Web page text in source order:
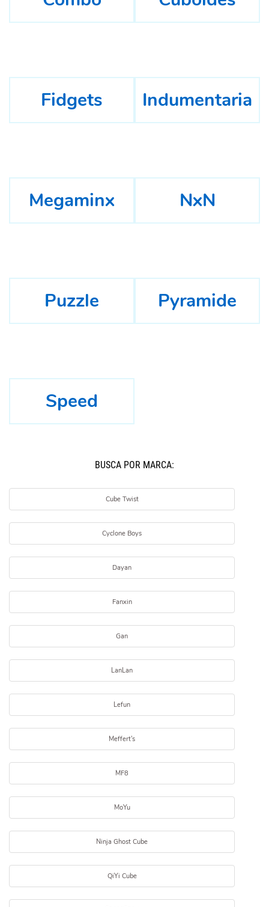
Fidgets Indumentaria
Megaminx NxN
Puzzle Pyramide
Speed
BUSCÁ POR MARCA:
Cube Twist
Cyclone Boys
Dayan
Fanxin
Gan
LanLan
Lefun
Meffert's
MF8
MoYu
Ninja Ghost Cube
QiYi Cube